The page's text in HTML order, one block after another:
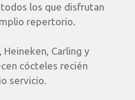
todos los que disfrutan
repertorio.
Carling y
cócteles recién
servicio.